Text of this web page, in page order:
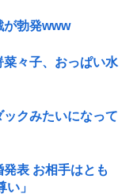
が勃発www
菜々子、おっぱい水
ックみたいになって
表 お相手はとも
」